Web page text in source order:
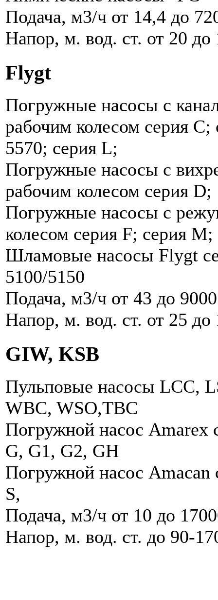
Подача, м3/ч от 14,4 до
Напор, м. вод. ст. от 20 до
Flygt
Погружные насосы с
рабочим колесом cерия C;
5570; cерия L;
Погружные насосы с
рабочим колесом cерия D;
Погружные насосы с
колесом cерия F; cерия M;
Шламовые насосы Flygt
5100/5150
Подача, м3/ч от 43 до 9000
Напор, м. вод. ст. от 25 до
GIW, KSB
Пульповые насосы LCC,
WBC, WSO,TBC
Погружной насос Amarex
G, G1, G2, GH
Погружной насос Amacan
S,
Подача, м3/ч от 10 до
Напор, м. вод. ст. до 90-